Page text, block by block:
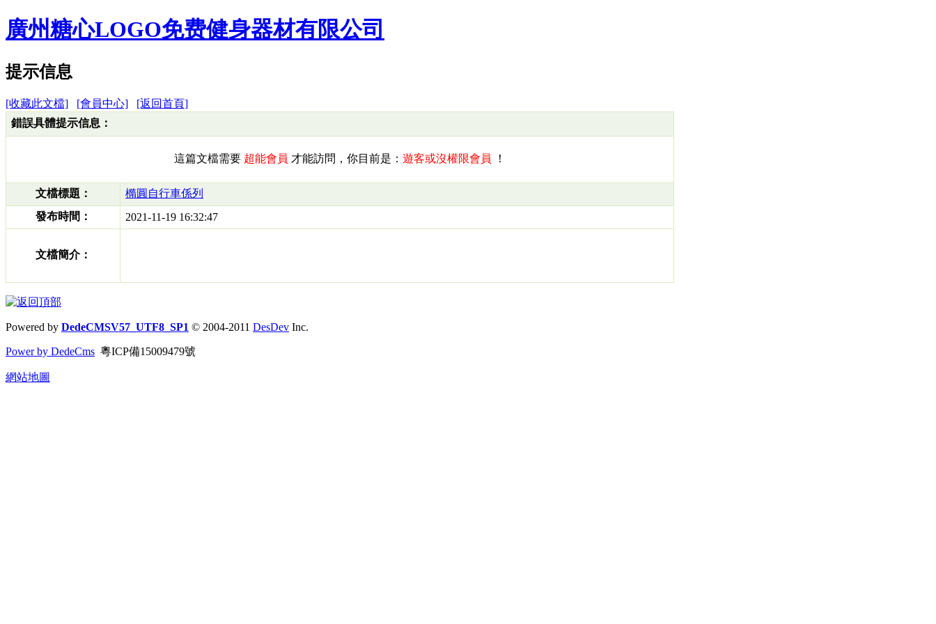
廣州糖心LOGO免费健身器材有限公司
提示信息
[收藏此文檔] [會員中心]
[返回首頁]
錯誤具體提示信息：
這篇文檔需要 超能會員 才能訪問，你目前是： 遊客或沒權限會員 ！
文檔標題：
橢圓自行車係列
發布時間：
2021-11-19 16:32:47
文檔簡介：
Powered by DedeCMSV57_UTF8_SP1 © 2004-2011 DesDev Inc.
Power by DedeCms 粵ICP備15009479號
網站地圖